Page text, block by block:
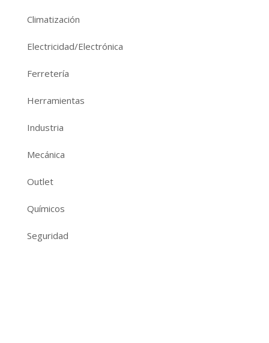
Climatización
Electricidad/Electrónica
Ferretería
Herramientas
Industria
Mecánica
Outlet
Químicos
Seguridad